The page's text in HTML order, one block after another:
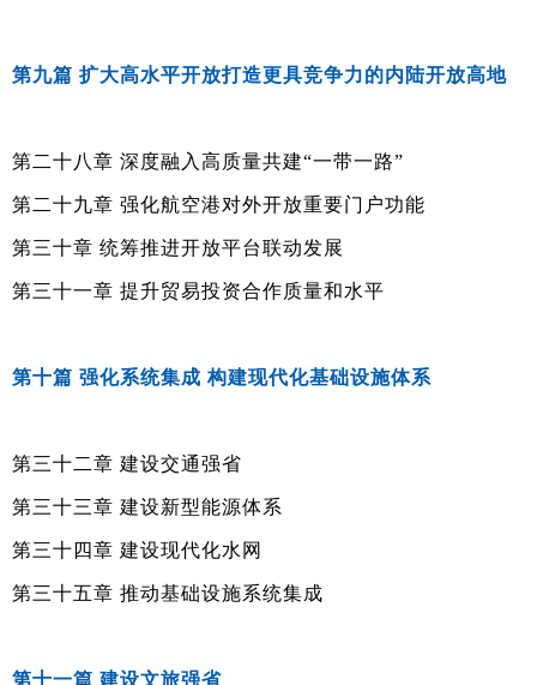
第九篇 扩大高水平开放打造更具竞争力的内陆开放高地
第二十八章 深度融入高质量共建“一带一路”
第二十九章 强化航空港对外开放重要门户功能
第三十章 统筹推进开放平台联动发展
第三十一章 提升贸易投资合作质量和水平
第十篇 强化系统集成 构建现代化基础设施体系
第三十二章 建设交通强省
第三十三章 建设新型能源体系
第三十四章 建设现代化水网
第三十五章 推动基础设施系统集成
第十一篇 建设文旅强省